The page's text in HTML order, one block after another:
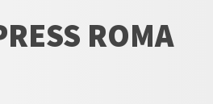
ROMA